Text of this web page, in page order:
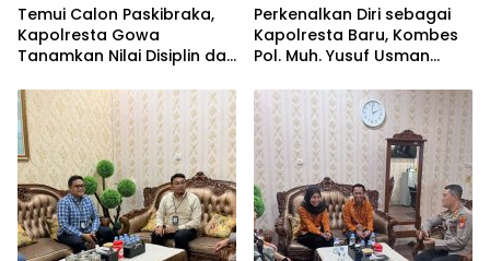
Temui Calon Paskibraka,
Kapolresta Gowa
Tanamkan Nilai Disiplin dan
Perkenalkan Diri sebagai
Kapolresta Baru, Kombes
Pol. Muh. Yusuf Usman
dengan DPC Demokrat
Gowa